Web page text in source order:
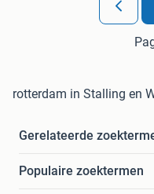
rotterdam in Stalling en
Gerelateerde
Populaire zoektermen